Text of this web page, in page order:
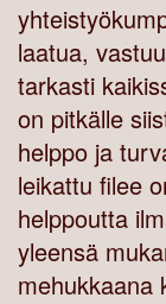
laatua,
tarkasti
on pitkälle
helppo ja
leikattu filee
helppoutta
yleensä
mehukkaana